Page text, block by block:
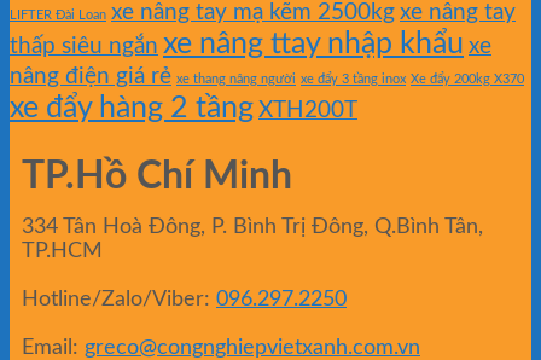
LIFTER Đài Loan xe nâng tay mạ kẽm 2500kg xe nâng tay
thấp siêu ngắn xe nâng ttay nhập khẩu xe
nâng điện giá rẻ xe thang nâng người xe đẩy 3 tầng inox Xe đẩy 200kg X370
xe đẩy hàng 2 tầng XTH200T
TP.Hồ Chí Minh
334 Tân Hoà Đông, P. Bình Trị Đông, Q.Bình Tân,
TP.HCM
Hotline/Zalo/Viber: 096.297.2250
Email: greco@congnghiepvietxanh.com.vn